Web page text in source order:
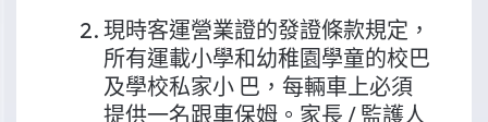
現時客運營業證的發證條款規定，
所有運載小學和幼稚園學童的校巴
及學校私家小 巴，每輛車上必須
提供一名跟車保姆。家長 / 監護人